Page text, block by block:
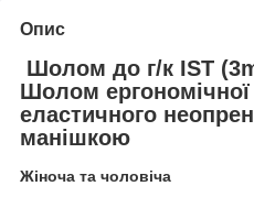
Опис
Шолом до г/к IST
Шолом
еластичного
манішкою
Жіноча та чоловіча